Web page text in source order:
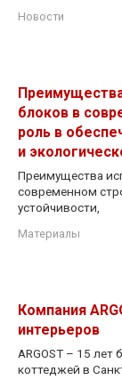
Новости
блоков в
роль в
и
Преимущества
современном
устойчивости,
Материалы
Компания
интерьеров
ARGOST – 15 лет
коттеджей в